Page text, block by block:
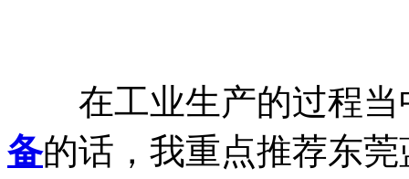
在工业生产的过程当
备的话，我重点推荐东